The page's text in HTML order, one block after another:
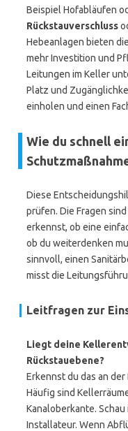
Beispiel Hofabläufen
Rückstauverschluss
Hebeanlagen bieten
mehr Investition und
Leitungen im Keller
Platz und
einholen und einen
Wie du schnell
Diese
prüfen. Die Fragen
erkennst, ob eine
ob du weiterdenken
sinnvoll, einen
misst die
Leitfragen zur
Liegt deine
Rückstauebene?
Erkennst du das an
Häufig sind
Kanaloberkante.
Installateur. Wenn